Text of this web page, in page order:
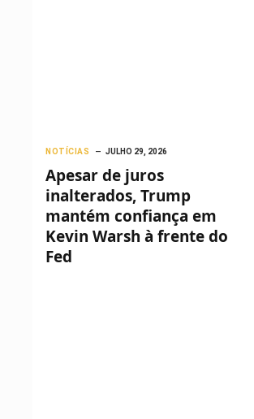
NOTÍCIAS JULHO 29, 2026
Apesar de juros
inalterados, Trump
mantém confiança em
Kevin Warsh à frente do
Fed